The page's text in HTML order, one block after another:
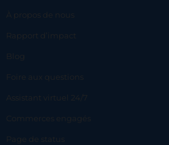
À propos de nous
Rapport d’impact
Blog
Foire aux questions
Assistant virtuel 24/7
Commerces engagés
Page de status